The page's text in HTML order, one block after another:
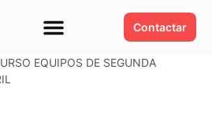
Contactar
EQUIPOS DE SEGUNDA